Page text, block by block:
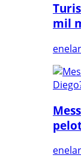
mil